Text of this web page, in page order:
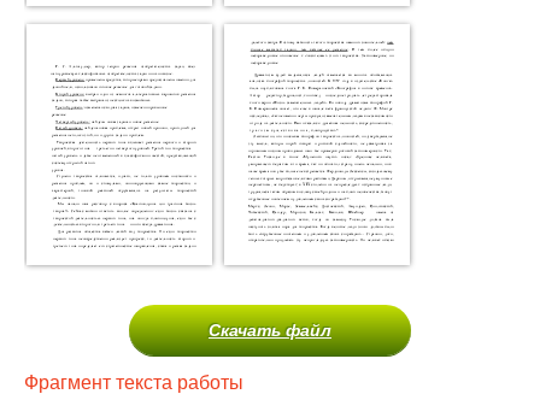
Скачать файл
Фрагмент текста работы